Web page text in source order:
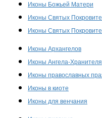
Иконы Божьей Матери
Иконы Святых
Иконы Святых
Иконы Архангелов
Иконы Ангела-Хранителя
Иконы православных
Иконы в киоте
Иконы для венчания